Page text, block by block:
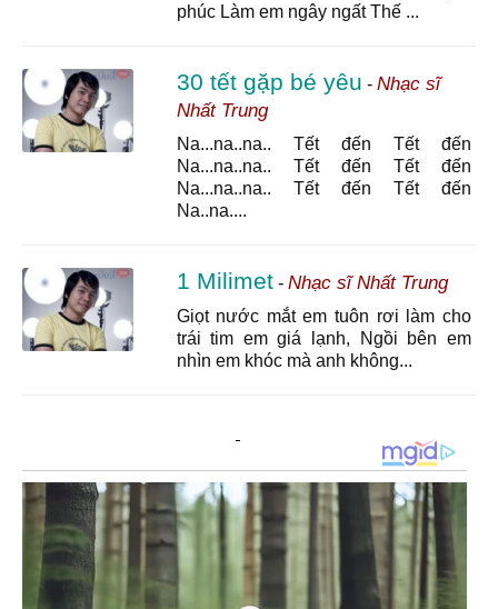
phúc Làm em ngây ngất Thế ...
30 tết gặp bé yêu - Nhạc sĩ
Nhất Trung
Na...na..na.. Tết đến Tết đến
Na...na..na.. Tết đến Tết đến
Na...na..na.. Tết đến Tết đến
Na..na....
1 Milimet- Nhạc sĩ Nhất Trung
Giọt nước mắt em tuôn rơi làm cho
trái tim em giá lạnh, Ngồi bên em
nhìn em khóc mà anh không...